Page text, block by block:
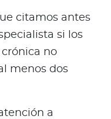
citamos antes
si los
no
menos dos
a